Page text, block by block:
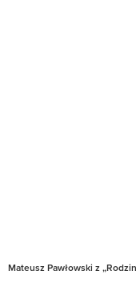
Mateusz Pawłowski z